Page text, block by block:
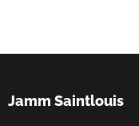
Jamm Saintlouis